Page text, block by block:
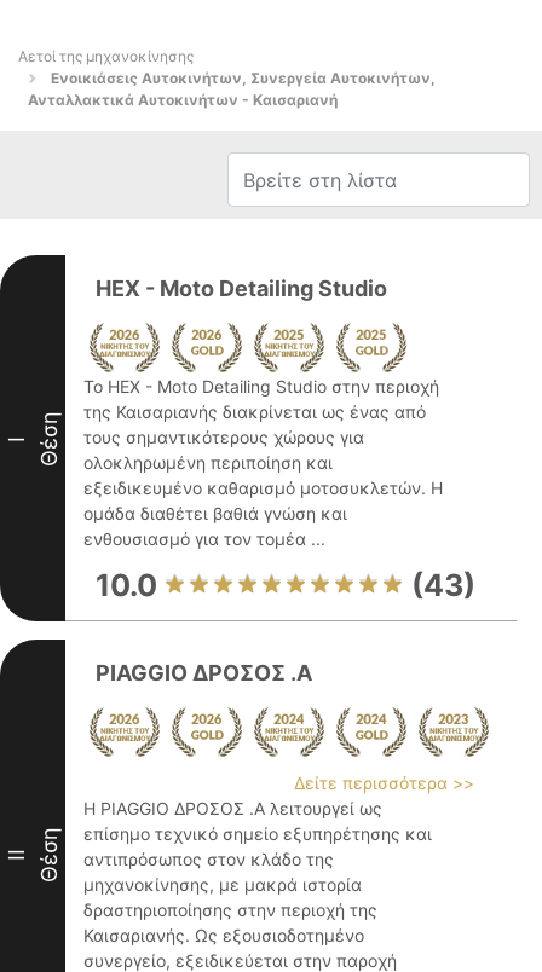
Αετοί της μηχανοκίνησης
Ενοικιάσεις Αυτοκινήτων, Συνεργεία Αυτοκινήτων,
Ανταλλακτικά Αυτοκινήτων - Καισαριανή
I Θέση
HEX - Moto Detailing Studio
Το HEX - Moto Detailing Studio στην περιοχή
της Καισαριανής διακρίνεται ως ένας από
τους σημαντικότερους χώρους για
ολοκληρωμένη περιποίηση και
εξειδικευμένο καθαρισμό μοτοσυκλετών. Η
ομάδα διαθέτει βαθιά γνώση και
ενθουσιασμό για τον τομέα ...
10.0 (43)
II Θέση
PIAGGIO ΔΡΟΣΟΣ .Α
Δείτε περισσότερα >>
Η PIAGGIO ΔΡΟΣΟΣ .Α λειτουργεί ως
επίσημο τεχνικό σημείο εξυπηρέτησης και
αντιπρόσωπος στον κλάδο της
μηχανοκίνησης, με μακρά ιστορία
δραστηριοποίησης στην περιοχή της
Καισαριανής. Ως εξουσιοδοτημένο
συνεργείο, εξειδικεύεται στην παροχή